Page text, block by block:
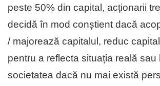
peste 50% din capital, acționarii
decidă în mod conștient dacă
/ majorează capitalul, reduc
pentru a reflecta situația reală sau
societatea dacă nu mai există